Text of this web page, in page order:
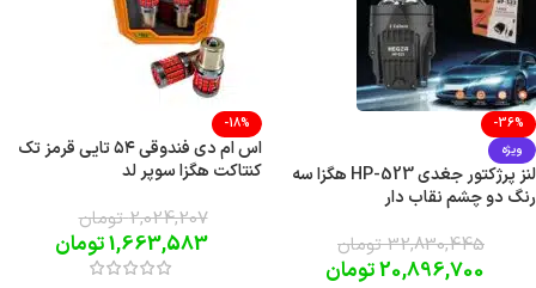
-36%
ویژه
لنز پرژکتور جغدی HP-523 هگزا سه
رنگ دو چشم نقاب دار
32,830,445 تومان
20,896,700تومان
-18%
اس ام دی فندوقی ۵۴ تایی قرمز تک
کنتاکت هگزا سوپر لد
2,024,207 تومان
1,663,583تومان